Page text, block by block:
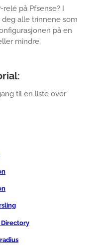
på Pfsense? I
alle trinnene som
på en
mindre.
til en liste over
Directory